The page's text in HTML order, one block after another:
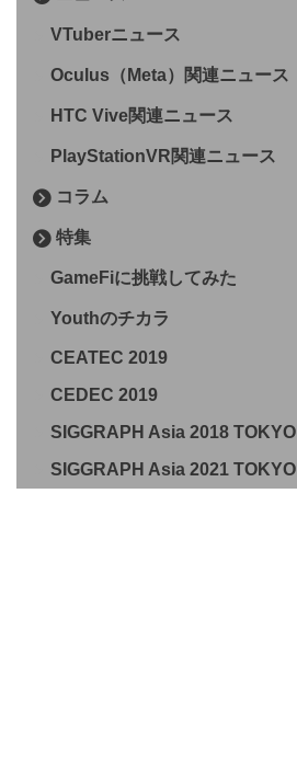
VTuberニュース
Oculus（Meta）関連ニュース
HTC Vive関連ニュース
PlayStationVR関連ニュース
コラム
特集
GameFiに挑戦してみた
Youthのチカラ
CEATEC 2019
CEDEC 2019
SIGGRAPH Asia 2018 TOKYO
SIGGRAPH Asia 2021 TOKYO